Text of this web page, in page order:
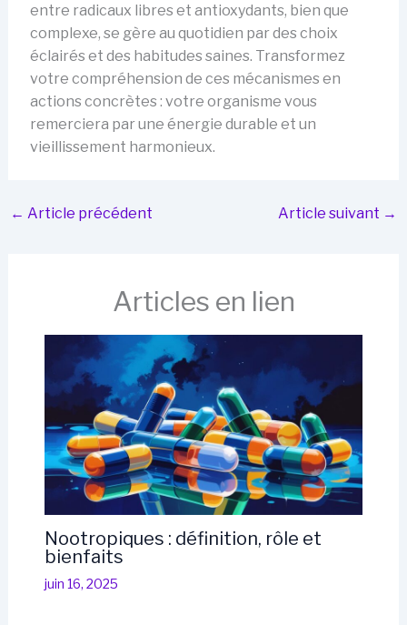
entre radicaux libres et antioxydants, bien que
complexe, se gère au quotidien par des choix
éclairés et des habitudes saines. Transformez
votre compréhension de ces mécanismes en
actions concrètes : votre organisme vous
remerciera par une énergie durable et un
vieillissement harmonieux.
← Article précédent Article suivant →
Articles en lien
Nootropiques : définition, rôle et
bienfaits
juin 16, 2025